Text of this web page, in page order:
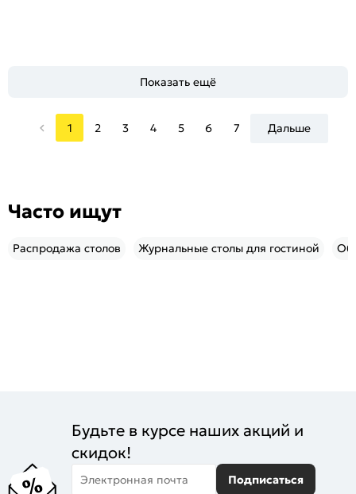
Показать ещё
1 2 3 4 5 6 7 Дальше
Часто ищут
Распродажа столов Журнальные столы для гостиной
Будьте в курсе наших акций и
скидок!
Электронная почта Подписаться